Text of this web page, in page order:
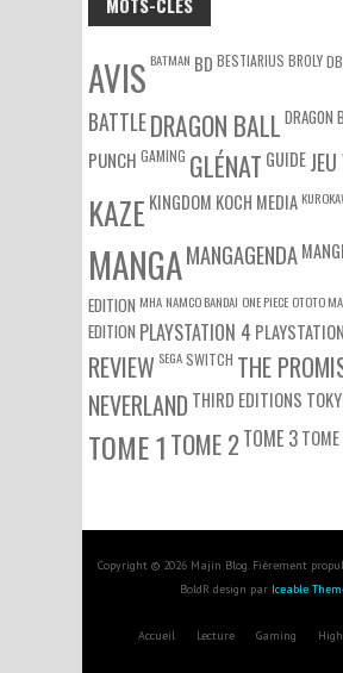
AVIS BATMAN BD BESTIARIUS BROLY
BATTLEDRAGON BALL DRAGON
PUNCH GAMING GLÉNAT GUIDE
KAZE KINGDOM KOCH MEDIA
MANGAMANGAGENDA
EDITION MHA NAMCO BANDAI ONE PIECE OTOTO
EDITION PLAYSTATION 4
REVIEW SEGASWITCH THE
NEVERLAND THIRD EDITIONS
TOME 1TOME 2TOME 3
Copyright © 2026 Majin Blog. Fièrement
BoldR design par Iceable
Accueil Lecture Gaming